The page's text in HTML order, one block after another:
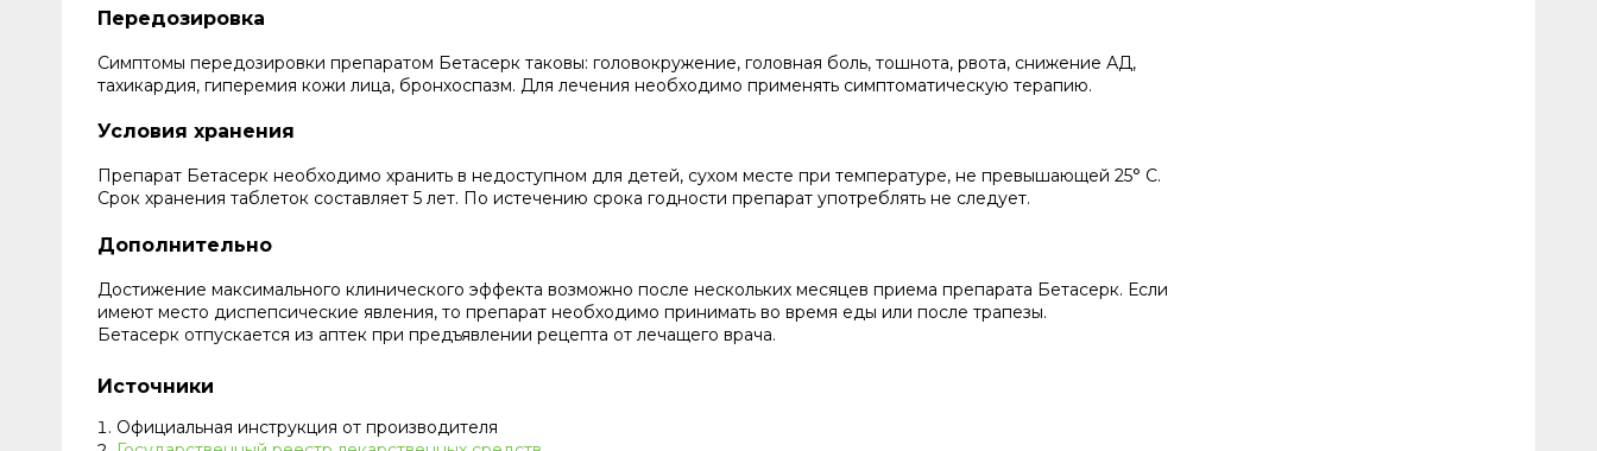
Передозировка
Симптомы передозировки препаратом Бетасерк таковы: головокружение, головная боль, тошнота, рвота, снижение АД,
тахикардия, гиперемия кожи лица, бронхоспазм. Для лечения необходимо применять симптоматическую терапию.
Условия хранения
Препарат Бетасерк необходимо хранить в недоступном для детей, сухом месте при температуре, не превышающей 25° С.
Срок хранения таблеток составляет 5 лет. По истечению срока годности препарат употреблять не следует.
Дополнительно
Достижение максимального клинического эффекта возможно после нескольких месяцев приема препарата Бетасерк. Если
имеют место диспепсические явления, то препарат необходимо принимать во время еды или после трапезы.
Бетасерк отпускается из аптек при предъявлении рецепта от лечащего врача.
Источники
Официальная инструкция от производителя